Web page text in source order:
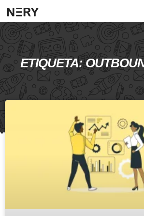
ETIQUETA: